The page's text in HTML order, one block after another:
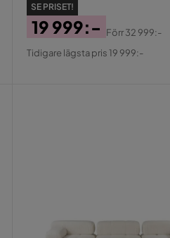
SE PRISET!
Pris
19 999:-
Original
Förr32 999:-
Tidigare lägsta pris 19 999:-